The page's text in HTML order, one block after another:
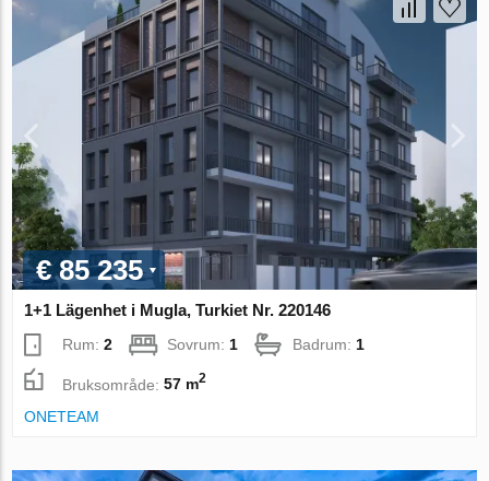
€ 85 235
1+1 Lägenhet i Mugla, Turkiet Nr. 220146
Rum:2 Sovrum: 1 Badrum: 1
Bruksområde:57 m2
ONETEAM